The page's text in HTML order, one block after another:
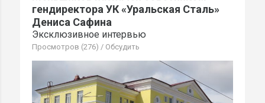
гендиректора УК «Уральская Сталь»
Дениса Сафина
Эксклюзивное интервью
Просмотров (276) / Обсудить